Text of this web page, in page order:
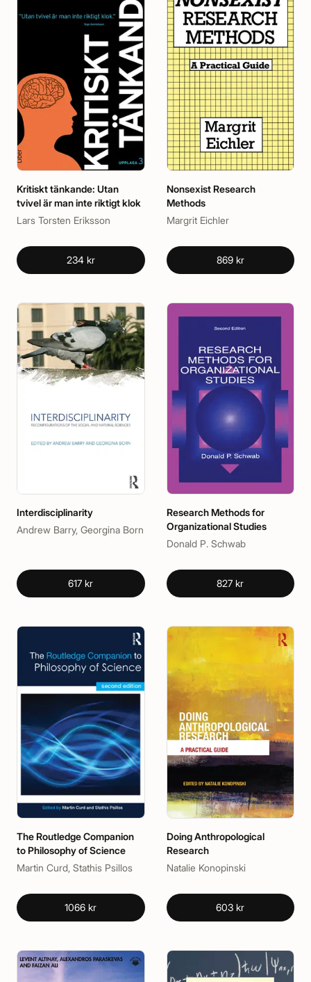
Kritiskt tänkande: Utan
tvivel är man inte riktigt klok
Lars Torsten Eriksson
234 kr
Nonsexist Research
Methods
Margrit Eichler
869 kr
Interdisciplinarity
Andrew Barry, Georgina Born
617 kr
Research Methods for
Organizational Studies
Donald P. Schwab
827 kr
The Routledge Companion
to Philosophy of Science
Martin Curd, Stathis Psillos
1066 kr
Doing Anthropological
Research
Natalie Konopinski
603 kr